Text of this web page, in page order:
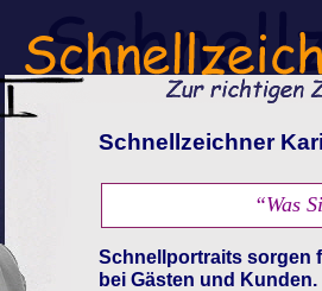
Schnellzeichner
Schnellportraits sorgen
bei Gästen und
“Was